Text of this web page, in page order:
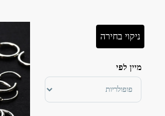
ניקוי בחירה
מיין לפי
Sort Products